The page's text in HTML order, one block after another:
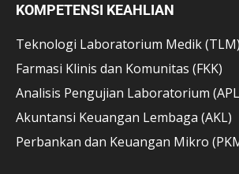
KOMPETENSI KEAHLIAN
Teknologi Laboratorium Medik (TLM)
Farmasi Klinis dan Komunitas (FKK)
Analisis Pengujian Laboratorium
Akuntansi Keuangan Lembaga (AKL)
Perbankan dan Keuangan Mikro